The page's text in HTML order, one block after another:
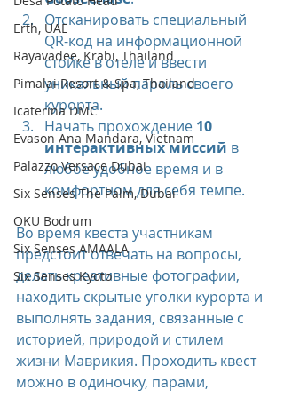
Erth, UAE
Rayavadee, Krabi, Thailand
Pimalai Resort & Spa, Thailand
Icaterina DMC
Evason Ana Mandara, Vietnam
Palazzo Versace Dubai
Six Senses The Palm, Dubai
OKU Bodrum
Six Senses AMAALA
Six Senses Kyoto
Отсканировать специальный
QR-код на информационной
стойке в отеле и ввести
уникальный пароль своего
курорта.
Начать прохождение 10
интерактивных миссий в
любое удобное время и в
комфортном для себя темпе.
Во время квеста участникам
предстоит отвечать на вопросы,
делать креативные фотографии,
находить скрытые уголки курорта и
выполнять задания, связанные с
историей, природой и стилем
жизни Маврикия. Проходить квест
можно в одиночку, парами,